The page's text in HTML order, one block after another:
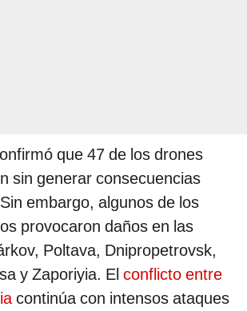
que 47 de los drones
sin generar consecuencias
embargo, algunos de los
provocaron daños en las
Poltava, Dnipropetrovsk,
y Zaporiyia. El conflicto entre
continúa con intensos ataques